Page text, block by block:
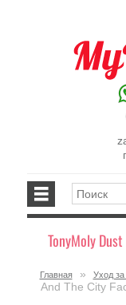
TonyMoly
Главная » Уход
And The City